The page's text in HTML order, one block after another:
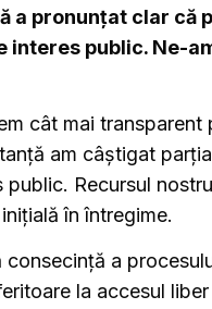
a pronunțat clar că
interes public. Ne-
cât mai
am câştigat
public. Recursul
în întregime.
consecință a
la accesul